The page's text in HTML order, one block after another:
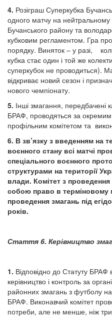
4. Розіграш Суперкубка
одного матчу на нейтральному
Бучанського району та
кубковим регламентом. Гра
порядку. Виняток – у разі,
кубка стає один і той же
суперкубок не проводиться).
відкриває новий сезон і
нового чемпіонату.
5. Інші змагання,
БРАФ, проводяться за
профільним комітетом та
6. В зв’язку з введенням на
воєнного стану всі матчі
спеціального воєнного
структурами на території
влади. Комітет з
собою право в
проведення змагань під
років.
Стаття 6. Керівництво
1. Відповідно до Статуту
керівництво і контроль за
районних змагань з футболу
БРАФ. Виконавчий комітет
потреби, але не менше, ніж три